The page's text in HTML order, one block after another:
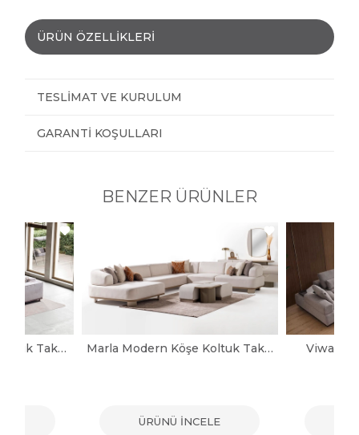
ÜRÜN ÖZELLIKLERI
TESLIMAT VE KURULUM
GARANTI KOŞULLARI
BENZER ÜRÜNLER
Noya Modern Köşe Koltuk Takımı Marla Modern Köşe Koltuk Takımı
ÜRÜNÜ İNCELE
Viwax